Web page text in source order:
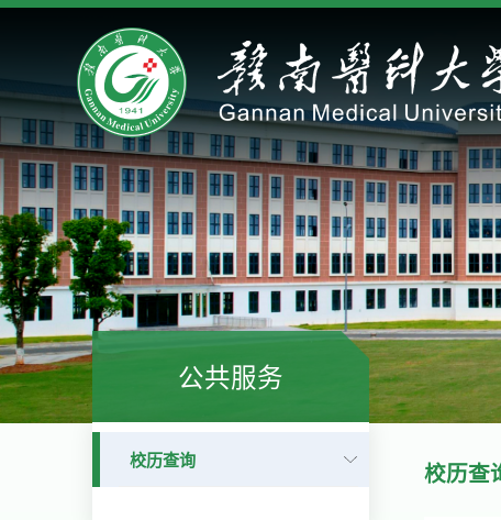
公共服务
校历查询 校历查